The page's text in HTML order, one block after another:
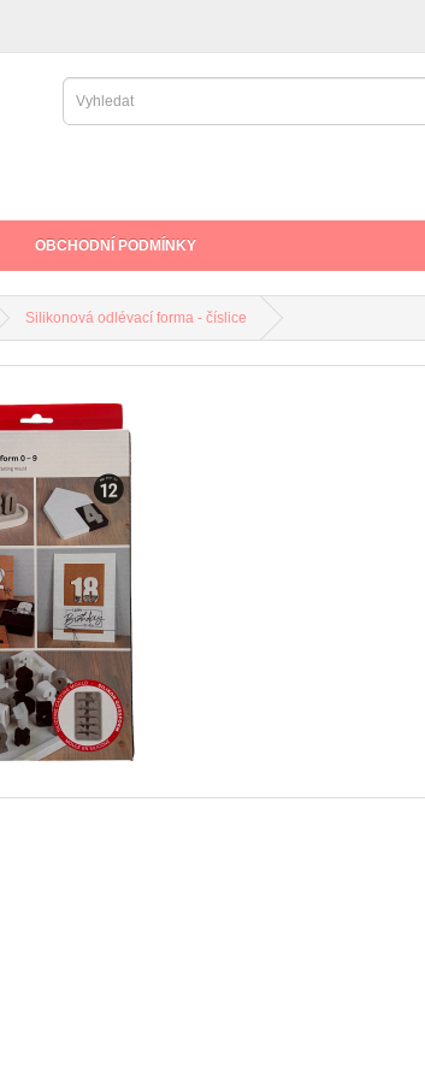
OBCHODNÍ PODMÍNKY
Silikonová odlévací forma - číslice